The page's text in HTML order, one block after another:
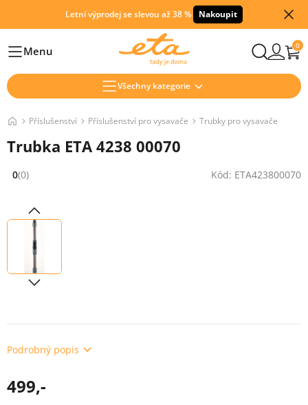
Letní výprodej se slevou až 38 % Nakoupit
HlavníMenu 0
Všechny kategorie
Příslušenství Příslušenství pro vysavače Trubky pro vysavače
Trubka ETA 4238 00070
Hodnocení: 0 z 5 (0 recenzí)
0(0) Kód: ETA423800070
Podrobný popis
499,-